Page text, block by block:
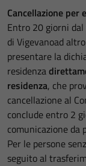
Cancellazione per
Entro 20 giorni
di Vigevanoad
presentare la
residenza
residenza, che
cancellazione al
conclude entro 2
comunicazione da
Per le persone
seguito al